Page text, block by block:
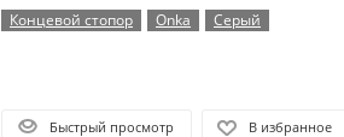
Концевой стопор Onka Серый
Быстрый просмотр В избранное